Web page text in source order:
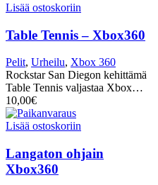
Lisää ostoskoriin
Table Tennis – Xbox360
Pelit, Urheilu, Xbox 360
Rockstar San Diegon kehittämä
Table Tennis valjastaa Xbox…
10,00€
Lisää ostoskoriin
Langaton ohjain
Xbox360